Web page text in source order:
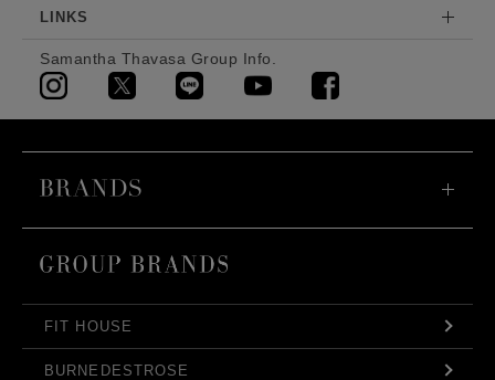
LINKS
Samantha Thavasa Group Info.
FIT HOUSE
BURNEDESTROSE